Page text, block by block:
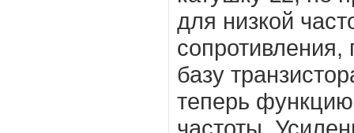
для низкой
сопротивления,
базу
теперь